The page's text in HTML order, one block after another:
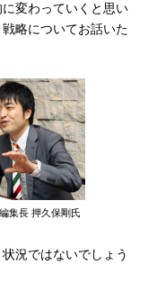
変わっていくと思い
略についてお話いた
集長 押久保剛氏
況ではないでしょう